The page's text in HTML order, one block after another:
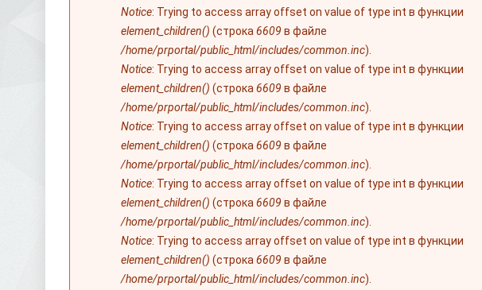
Notice: Trying to access array offset on value of type int в функции
element_children() (строка 6609 в файле
/home/prportal/public_html/includes/common.inc).
Notice: Trying to access array offset on value of type int в функции
element_children() (строка 6609 в файле
/home/prportal/public_html/includes/common.inc).
Notice: Trying to access array offset on value of type int в функции
element_children() (строка 6609 в файле
/home/prportal/public_html/includes/common.inc).
Notice: Trying to access array offset on value of type int в функции
element_children() (строка 6609 в файле
/home/prportal/public_html/includes/common.inc).
Notice: Trying to access array offset on value of type int в функции
element_children() (строка 6609 в файле
/home/prportal/public_html/includes/common.inc).